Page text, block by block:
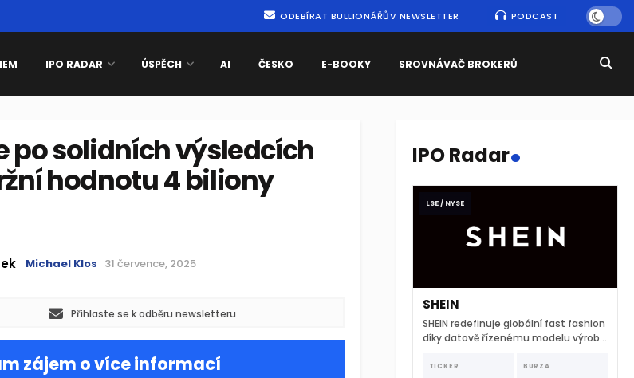
ODEBÍRAT BULLIONÁŘŮV NEWSLETTER PODCAST
IPO RADAR ÚSPĚCH AI ČESKO E-BOOKY SROVNÁVAČ BROKERŮ
po solidních výsledcích
hodnotu 4 biliony
Michael Klos 31 července, 2025
Přihlaste se k odběru newsletteru
zájem o více informací
IPO Radar.
LSE / NYSE
SHEIN
SHEIN redefinuje globální fast fashion
díky datově řízenému modelu výroby
dodavatelskému řetězci.
TICKER BURZA